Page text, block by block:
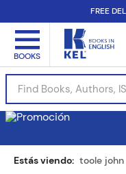
FREE
Find Books, Authors,
toole